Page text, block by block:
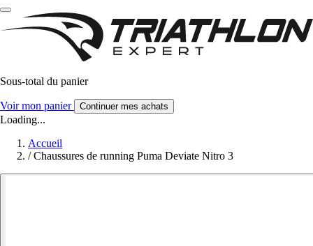
Sous-total du panier
Voir mon panier Continuer mes achats
Loading...
Accueil
/ Chaussures de running Puma Deviate Nitro 3